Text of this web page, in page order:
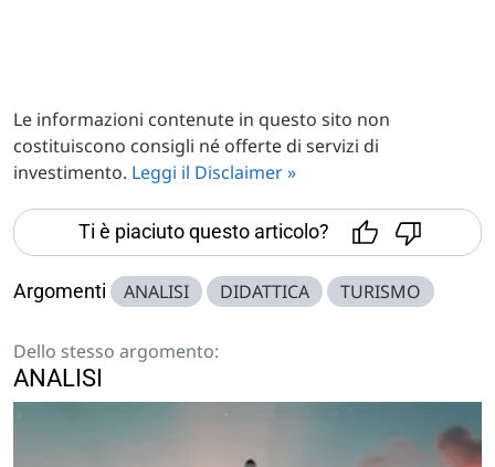
Le informazioni contenute in questo sito non
costituiscono consigli né offerte di servizi di
investimento. Leggi il Disclaimer »
Ti è piaciuto questo articolo?
Argomenti ANALISI DIDATTICA TURISMO
Dello stesso argomento:
ANALISI